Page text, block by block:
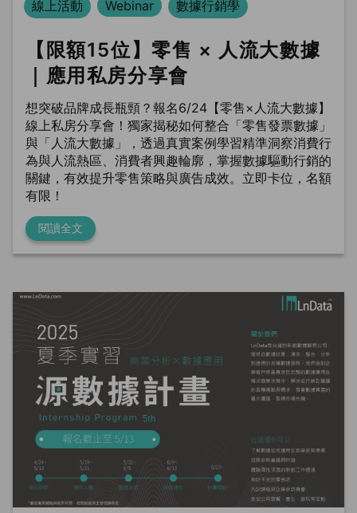
線上活動
Webinar 數據行銷學
【限額15位】零售 × 人流大數據
｜應用私房分享會
想突破品牌成長瓶頸？報名6/24【零售×人流大數據】
線上私房分享會！獨家揭秘如何整合「零售發票數據」
與「人流大數據」，透過真實案例學習精準洞察消費行
為與人流熱區、消費者興趣輪廓，掌握數據驅動行銷的
關鍵，有效提升零售策略與廣告成效。立即卡位，名額
有限！
閱讀全文